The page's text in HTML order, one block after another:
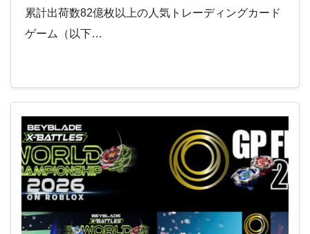
累計出荷数82億枚以上の人気トレーディングカード
ゲーム（以下…